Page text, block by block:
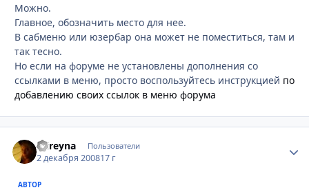
Можно.
Главное, обозначить место для нее.
В сабменю или юзербар она может не поместиться, там и
так тесно.
Но если на форуме не установлены дополнения со
ссылками в меню, просто воспользуйтесь инструкцией по
добавлению своих ссылок в меню форума
mireyna Пользователи
2 декабря 200817 г
АВТОР